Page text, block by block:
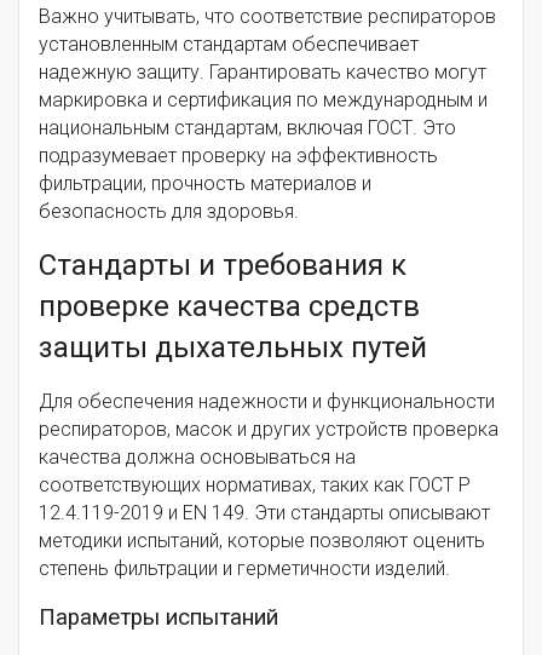
Важно учитывать, что соответствие респираторов
установленным стандартам обеспечивает
надежную защиту. Гарантировать качество могут
маркировка и сертификация по международным и
национальным стандартам, включая ГОСТ. Это
подразумевает проверку на эффективность
фильтрации, прочность материалов и
безопасность для здоровья.
Стандарты и требования к
проверке качества средств
защиты дыхательных путей
Для обеспечения надежности и функциональности
респираторов, масок и других устройств проверка
качества должна основываться на
соответствующих нормативах, таких как ГОСТ Р
12.4.119-2019 и EN 149. Эти стандарты описывают
методики испытаний, которые позволяют оценить
степень фильтрации и герметичности изделий.
Параметры испытаний